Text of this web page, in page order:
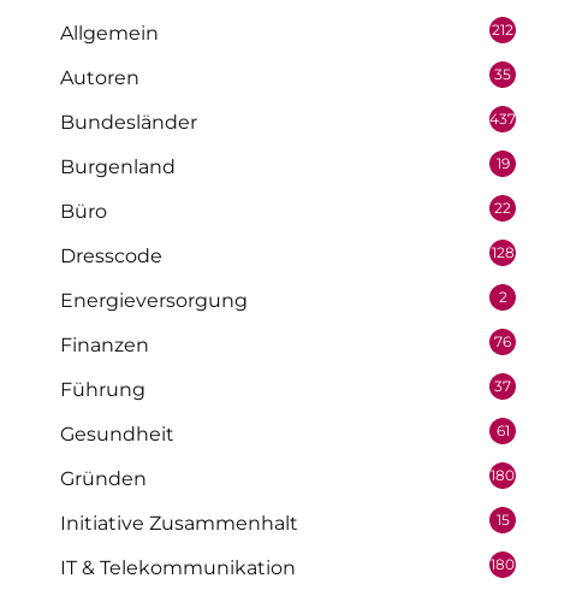
Allgemein 212
Autoren 35
Bundesländer 437
Burgenland 19
Büro 22
Dresscode 128
Energieversorgung 2
Finanzen 76
Führung 37
Gesundheit 61
Gründen 180
Initiative Zusammenhalt 15
IT & Telekommunikation 180